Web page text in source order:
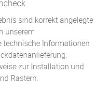
sind korrekt angelegte
unserem
technische Informationen
zur Installation und
Rastern.